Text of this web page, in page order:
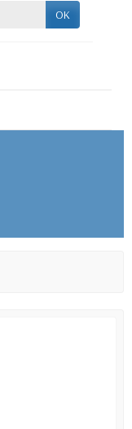
OK